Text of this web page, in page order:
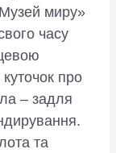
миру»
часу
про
– задля
та